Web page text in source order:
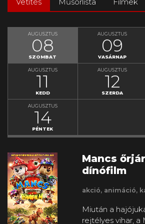
MOZI
HONLAP
AUGUSZTUS
08
SZOMBAT
AUGUSZTUS
09
VASÁRNAP
AUGUSZTUS
11
KEDD
AUGUSZTUS
12
SZERDA
AUGUSZTUS
14
PÉNTEK
Mancs
dínófilm
akció, animáció,
Miután a
rejtélyes vihar, a